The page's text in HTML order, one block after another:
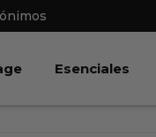
Abrir BDSM &
Esenciales